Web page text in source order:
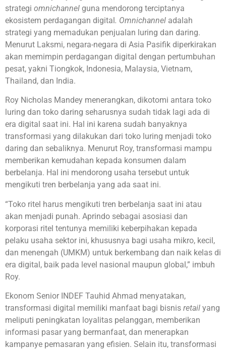
strategi omnichannel guna mendorong terciptanya
ekosistem perdagangan digital. Omnichannel adalah
strategi yang memadukan penjualan luring dan daring.
Menurut Laksmi, negara-negara di Asia Pasifik diperkirakan
akan memimpin perdagangan digital dengan pertumbuhan
pesat, yakni Tiongkok, Indonesia, Malaysia, Vietnam,
Thailand, dan India.
Roy Nicholas Mandey menerangkan, dikotomi antara toko
luring dan toko daring seharusnya sudah tidak lagi ada di
era digital saat ini. Hal ini karena sudah banyaknya
transformasi yang dilakukan dari toko luring menjadi toko
daring dan sebaliknya. Menurut Roy, transformasi mampu
memberikan kemudahan kepada konsumen dalam
berbelanja. Hal ini mendorong usaha tersebut untuk
mengikuti tren berbelanja yang ada saat ini.
“Toko ritel harus mengikuti tren berbelanja saat ini atau
akan menjadi punah. Aprindo sebagai asosiasi dan
korporasi ritel tentunya memiliki keberpihakan kepada
pelaku usaha sektor ini, khususnya bagi usaha mikro, kecil,
dan menengah (UMKM) untuk berkembang dan naik kelas di
era digital, baik pada level nasional maupun global,” imbuh
Roy.
Ekonom Senior INDEF Tauhid Ahmad menyatakan,
transformasi digital memiliki manfaat bagi bisnis retail yang
meliputi peningkatan loyalitas pelanggan, memberikan
informasi pasar yang bermanfaat, dan menerapkan
kampanye pemasaran yang efisien. Selain itu, transformasi